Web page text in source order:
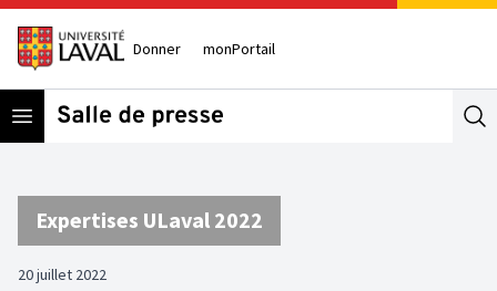
Donner monPortail
Open menu
Expertises ULaval 2022
20 juillet 2022